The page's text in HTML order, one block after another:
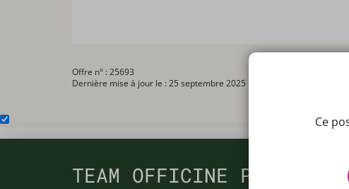
Offre n° : 25693
Dernière mise à jour le : 25 septembre 2025
Ce
TEAM OFFICINE